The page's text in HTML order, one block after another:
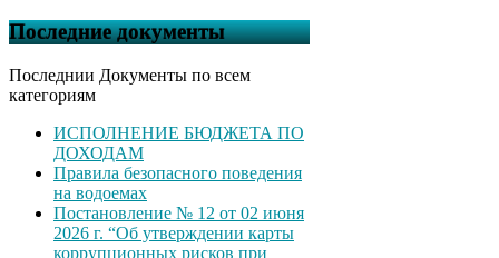
Последние документы
Последнии Документы по всем
категориям
ИСПОЛНЕНИЕ БЮДЖЕТА ПО
ДОХОДАМ
Правила безопасного поведения
на водоемах
Постановление № 12 от 02 июня
2026 г. “Об утверждении карты
коррупционных рисков при